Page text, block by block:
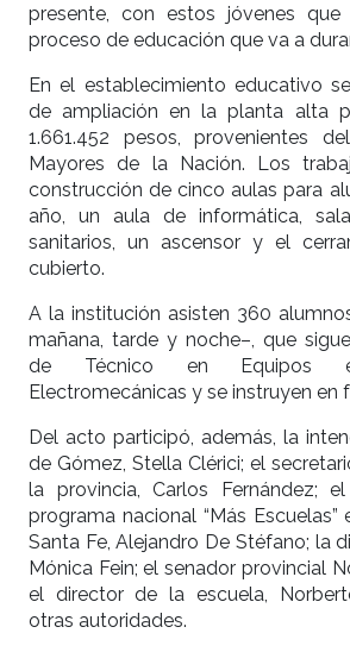
presente, con estos jóvenes
proceso de educación que va a
En el establecimiento educativo
de ampliación en la planta alta
1.661.452 pesos, provenientes
Mayores de la Nación. Los
construcción de cinco aulas para
año, un aula de informática,
sanitarios, un ascensor y el
cubierto.
A la institución asisten 360
mañana, tarde y noche–, que
de Técnico en Equipos e
Electromecánicas y se instruyen en
Del acto participó, además, la
de Gómez, Stella Clérici; el
la provincia, Carlos Fernández;
programa nacional “Más
Santa Fe, Alejandro De Stéfano; la
Mónica Fein; el senador provincial
el director de la escuela,
otras autoridades.